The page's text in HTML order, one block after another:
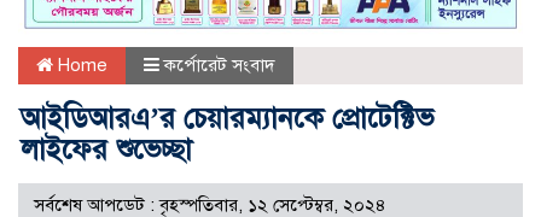
Home কর্পোরেট সংবাদ
আইডিআরএ’র চেয়ারম্যানকে প্রোটেক্টিভ
লাইফের শুভেচ্ছা
সর্বশেষ আপডেট : বৃহস্পতিবার, ১২ সেপ্টেম্বর, ২০২৪